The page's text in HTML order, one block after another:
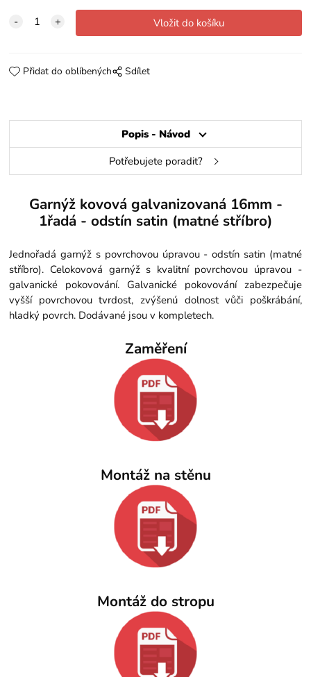
Přidat do oblíbených Sdílet
Popis - Návod
Potřebujete poradit?
Garnýž kovová galvanizovaná 16mm -
1řadá - odstín satin (matné stříbro)
Jednořadá garnýž s povrchovou úpravou - odstín satin (matné
stříbro). Celokovová garnýž s kvalitní povrchovou úpravou -
galvanické pokovování. Galvanické pokovování zabezpečuje
vyšší povrchovou tvrdost, zvýšenú dolnost vůči poškrábání,
hladký povrch. Dodávané jsou v kompletech.
Zaměření
Montáž na stěnu
Montáž do stropu